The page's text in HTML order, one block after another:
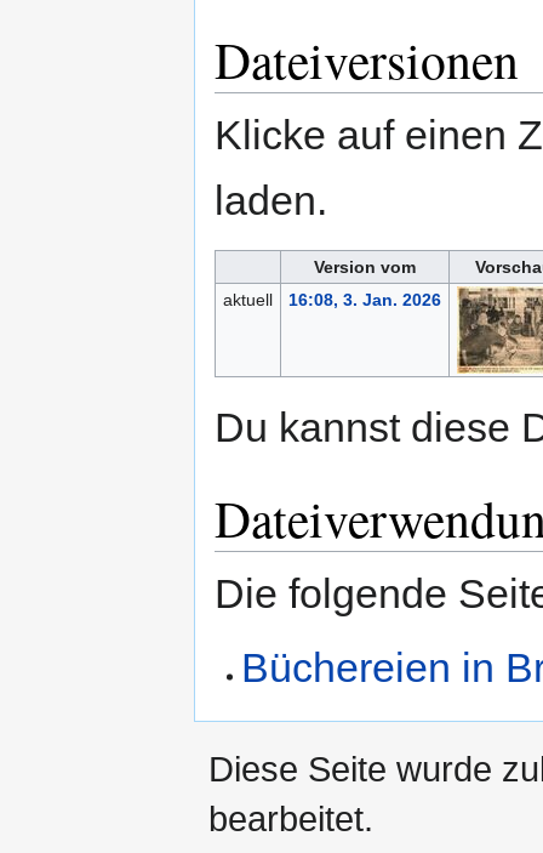
Dateiversionen
Klicke auf einen
laden.
Version vom
aktuell
16:08, 3. Jan. 2026
Du kannst diese
Die folgende
Büchereien in
Diese Seite wurde
bearbeitet.